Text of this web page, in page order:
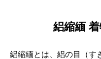
絽縮緬
絽縮緬とは、絽の目（す